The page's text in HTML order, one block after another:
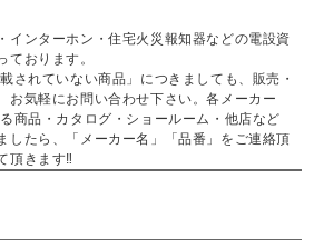
インターホン・住宅火災報知器などの電設資
ております。
されていない商品」につきましても、販売・
お気軽にお問い合わせ下さい。各メーカー
商品・カタログ・ショールーム・他店など
したら、「メーカー名」「品番」をご連絡頂
頂きます‼